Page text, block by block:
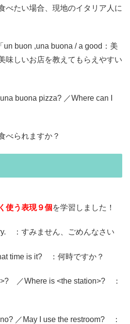
べたい場合、現地のイタリア人に
un buon ,una buona / a good：美
味しいお店を教えてもらえやすい
buona pizza? ／Where can I
べられますか？
使う表現９個 を学習しました！
：すみません、ごめんなさい
time is it? ：何時ですか？
／Where is <the station>? ：
／May I use the restroom? ：